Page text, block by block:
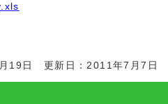
19日 更新日：2011年7月7日